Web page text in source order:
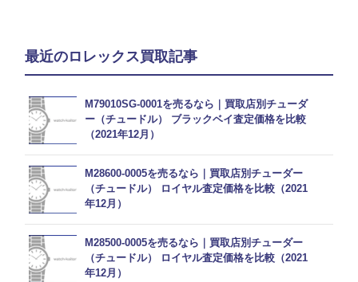
最近のロレックス買取記事
M79010SG-0001を売るなら｜買取店別チューダ
ー（チュードル） ブラックベイ査定価格を比較
（2021年12月）
M28600-0005を売るなら｜買取店別チューダー
（チュードル） ロイヤル査定価格を比較（2021
年12月）
M28500-0005を売るなら｜買取店別チューダー
（チュードル） ロイヤル査定価格を比較（2021
年12月）